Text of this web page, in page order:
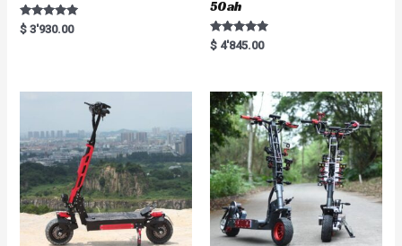
Rated
5.00
$ 3'930.00
50ah
Rated
5.00
$ 4'845.00